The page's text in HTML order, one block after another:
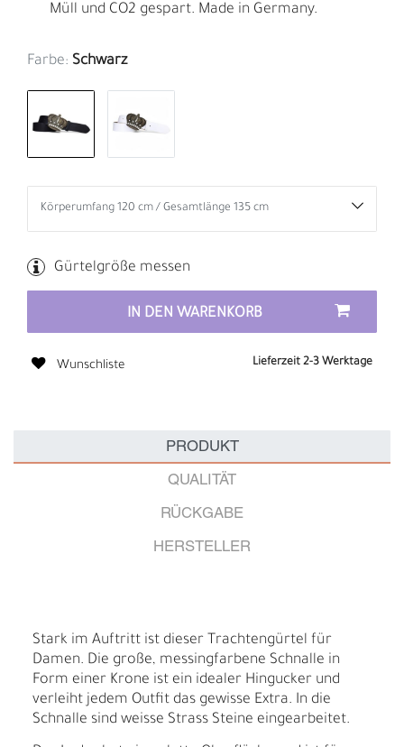
Müll und CO2 gespart. Made in Germany.
Farbe: Schwarz
Gürtelgröße messen
IN DEN WARENKORB
Wunschliste Lieferzeit 2-3 Werktage
PRODUKT
QUALITÄT
RÜCKGABE
HERSTELLER
Stark im Auftritt ist dieser Trachtengürtel für
Damen. Die große, messingfarbene Schnalle in
Form einer Krone ist ein idealer Hingucker und
verleiht jedem Outfit das gewisse Extra. In die
Schnalle sind weisse Strass Steine eingearbeitet.